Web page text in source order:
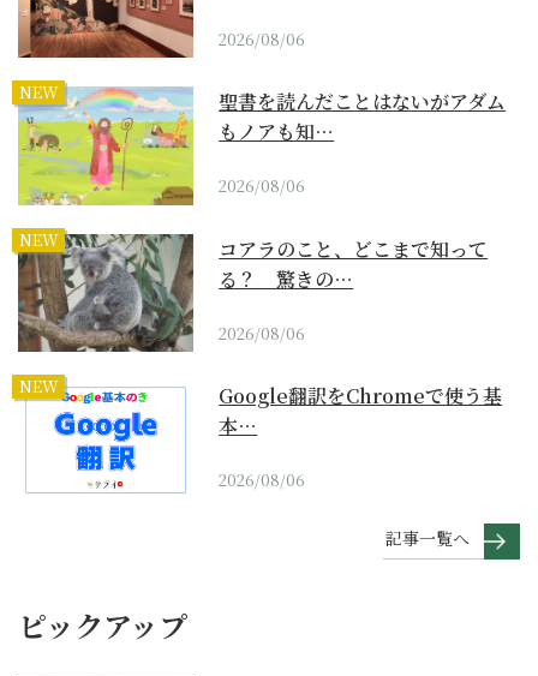
2026/08/06
NEW
聖書を読んだことはないがアダム
もノアも知…
2026/08/06
NEW
コアラのこと、どこまで知って
る？ 驚きの…
2026/08/06
NEW
Google翻訳をChromeで使う基
本…
2026/08/06
記事一覧へ
ピックアップ